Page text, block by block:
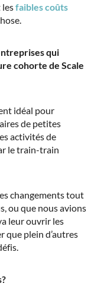
lesfaibles coûts
qui
cohorte de Scale
idéal pour
de petites
activités de
le train-train
changements tout
ou que nous avions
leur ouvrir les
que plein d’autres